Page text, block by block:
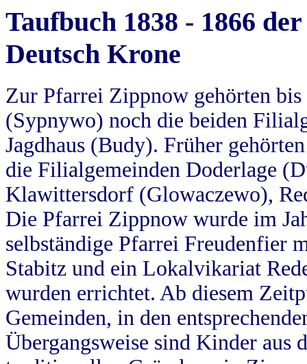
Taufbuch 1838 - 1866
Deutsch Krone
Zur Pfarrei Zippnow gehörten
(Sypnywo) noch die beiden
Jagdhaus (Budy). Früher
die Filialgemeinden Doderlage
Klawittersdorf (Glowaczewo),
Die Pfarrei Zippnow wurde im
selbständige Pfarrei Freudenfier
Stabitz und ein Lokalvikariat
wurden errichtet. Ab diesem
Gemeinden, in den
Übergangsweise sind Kinder aus